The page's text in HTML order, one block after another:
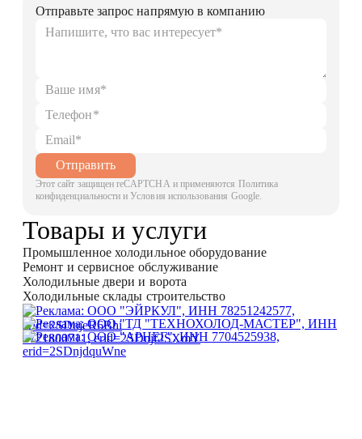
Отправьте запрос напрямую в компанию
Отправить
Этот сайт защищен reCAPTCHA и применяются Политика
конфиденциальности и Условия использования Google.
Товары и услуги
Промышленное холодильное оборудование
Ремонт и сервисное обслуживание
Холодильные двери и ворота
Холодильные склады строительство